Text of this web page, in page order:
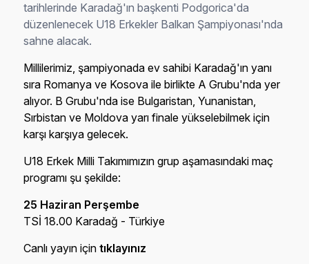
tarihlerinde Karadağ'ın başkenti Podgorica'da
düzenlenecek U18 Erkekler Balkan Şampiyonası'nda
sahne alacak.
Millilerimiz, şampiyonada ev sahibi Karadağ'ın yanı
sıra Romanya ve Kosova ile birlikte A Grubu'nda yer
alıyor. B Grubu'nda ise Bulgaristan, Yunanistan,
Sırbistan ve Moldova yarı finale yükselebilmek için
karşı karşıya gelecek.
U18 Erkek Milli Takımımızın grup aşamasındaki maç
programı şu şekilde:
25 Haziran Perşembe
TSİ 18.00 Karadağ - Türkiye
Canlı yayın içintıklayınız